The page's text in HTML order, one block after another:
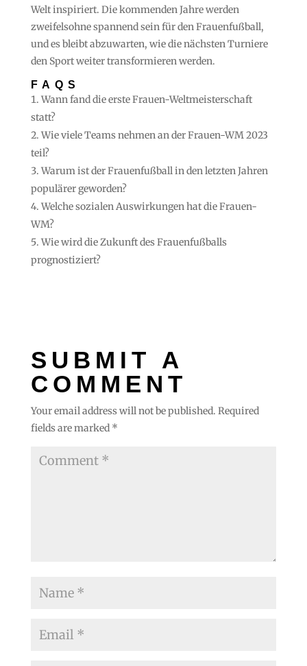
Welt inspiriert. Die kommenden Jahre werden
zweifelsohne spannend sein für den Frauenfußball,
und es bleibt abzuwarten, wie die nächsten Turniere
den Sport weiter transformieren werden.
FAQS
Wann fand die erste Frauen-Weltmeisterschaft
statt?
Wie viele Teams nehmen an der Frauen-WM 2023
teil?
Warum ist der Frauenfußball in den letzten Jahren
populärer geworden?
Welche sozialen Auswirkungen hat die Frauen-
WM?
Wie wird die Zukunft des Frauenfußballs
prognostiziert?
SUBMIT A
COMMENT
Your email address will not be published. Required
fields are marked *